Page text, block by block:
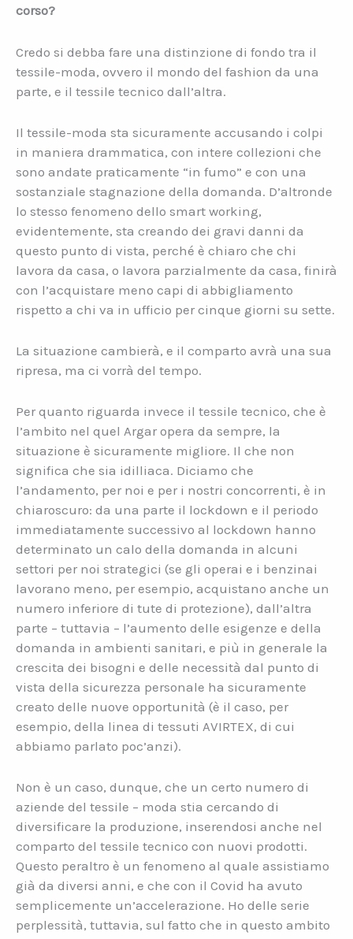
corso?
Credo si debba fare una distinzione di fondo tra il
tessile-moda, ovvero il mondo del fashion da una
parte, e il tessile tecnico dall’altra.
Il tessile-moda sta sicuramente accusando i colpi
in maniera drammatica, con intere collezioni che
sono andate praticamente “in fumo” e con una
sostanziale stagnazione della domanda. D’altronde
lo stesso fenomeno dello smart working,
evidentemente, sta creando dei gravi danni da
questo punto di vista, perché è chiaro che chi
lavora da casa, o lavora parzialmente da casa, finirà
con l’acquistare meno capi di abbigliamento
rispetto a chi va in ufficio per cinque giorni su sette.
La situazione cambierà, e il comparto avrà una sua
ripresa, ma ci vorrà del tempo.
Per quanto riguarda invece il tessile tecnico, che è
l’ambito nel quel Argar opera da sempre, la
situazione è sicuramente migliore. Il che non
significa che sia idilliaca. Diciamo che
l’andamento, per noi e per i nostri concorrenti, è in
chiaroscuro: da una parte il lockdown e il periodo
immediatamente successivo al lockdown hanno
determinato un calo della domanda in alcuni
settori per noi strategici (se gli operai e i benzinai
lavorano meno, per esempio, acquistano anche un
numero inferiore di tute di protezione), dall’altra
parte – tuttavia – l’aumento delle esigenze e della
domanda in ambienti sanitari, e più in generale la
crescita dei bisogni e delle necessità dal punto di
vista della sicurezza personale ha sicuramente
creato delle nuove opportunità (è il caso, per
esempio, della linea di tessuti AVIRTEX, di cui
abbiamo parlato poc’anzi).
Non è un caso, dunque, che un certo numero di
aziende del tessile – moda stia cercando di
diversificare la produzione, inserendosi anche nel
comparto del tessile tecnico con nuovi prodotti.
Questo peraltro è un fenomeno al quale assistiamo
già da diversi anni, e che con il Covid ha avuto
semplicemente un’accelerazione. Ho delle serie
perplessità, tuttavia, sul fatto che in questo ambito